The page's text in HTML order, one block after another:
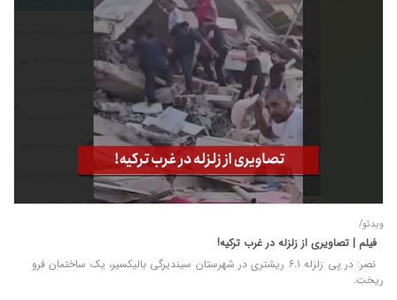
ویدئو/
فیلم | تصاویری از زلزله در غرب ترکیه!
نصر: در پی زلزله ۶.۱ ریشتری در شهرستان سیندیرگی بالیکسیر، یک ساختمان فرو
ریخت.